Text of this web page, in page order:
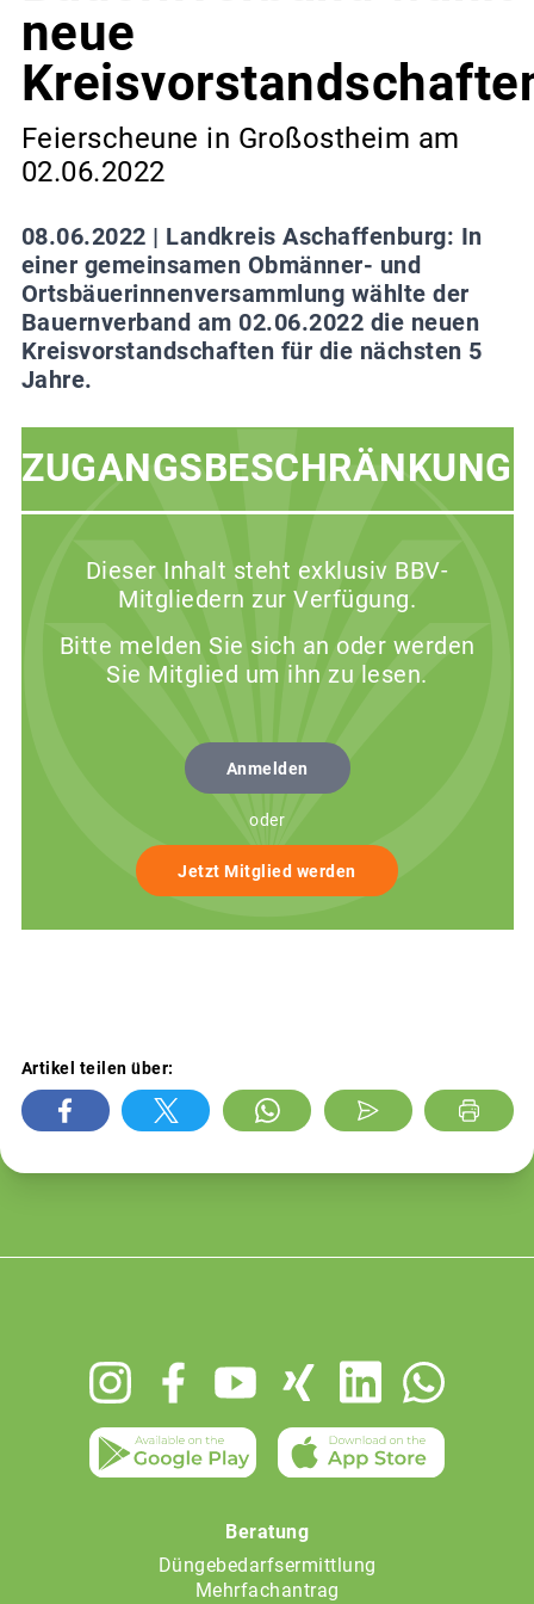
neue
Feierscheune in Großostheim am
02.06.2022
08.06.2022 | Landkreis Aschaffenburg: In
einer gemeinsamen Obmänner- und
Ortsbäuerinnenversammlung wählte der
Bauernverband am 02.06.2022 die neuen
Kreisvorstandschaften für die nächsten 5
Jahre.
ZUGANGSBESCHRÄNKUNG
Dieser Inhalt steht exklusiv BBV-
Mitgliedern zur Verfügung.
Bitte melden Sie sich an oder werden
Sie Mitglied um ihn zu lesen.
Anmelden
oder
Jetzt Mitglied werden
Artikel teilen über:
Beratung
Düngebedarfsermittlung
Mehrfachantrag